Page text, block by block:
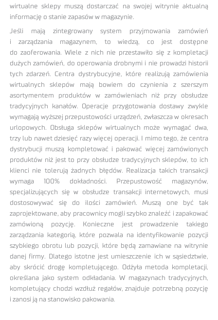
wirtualne sklepy muszą dostarczać na swojej witrynie aktualną
informację o stanie zapasów w magazynie.
Jeśli mają zintegrowany system przyjmowania zamówień
i zarządzania magazynem, to wiedzą, co jest dostępne
do zaoferowania. Wiele z nich nie przestawiło się z kompletacji
dużych zamówień, do operowania drobnymi i nie prowadzi historii
tych zdarzeń. Centra dystrybucyjne, które realizują zamówienia
wirtualnych sklepów mają bowiem do czynienia z szerszym
asortymentem produktów w zamówieniach niż przy obsłudze
tradycyjnych kanałów. Operacje przygotowania dostawy zwykle
wymagają wyższej przepustowości urządzeń, zwłaszcza w okresach
urlopowych. Obsługa sklepów wirtualnych może wymagać dwa,
trzy lub nawet dziesięć razy więcej operacji. I mimo tego, że centra
dystrybucji muszą kompletować i pakować więcej zamówionych
produktów niż jest to przy obsłudze tradycyjnych sklepów, to ich
klienci nie tolerują żadnych błędów. Realizacja takich transakcji
wymaga 100% dokładności. Przepustowość magazynów,
specjalizujących się w obsłudze transakcji internetowych, musi
dostosowywać się do ilości zamówień. Muszą one być tak
zaprojektowane, aby pracownicy mogli szybko znaleźć i zapakować
zamówioną pozycję. Konieczne jest prowadzenie takiego
zarządzania kategorią, które pozwala na identyfikowanie pozycji
szybkiego obrotu lub pozycji, które będą zamawiane na witrynie
danej firmy. Dlatego istotne jest umieszczenie ich w sąsiedztwie,
aby skrócić drogę kompletującego. Odżyła metoda kompletacji,
określana jako system odkładania. W magazynach tradycyjnych,
kompletujący chodzi wzdłuż regałów, znajduje potrzebną pozycję
i zanosi ją na stanowisko pakowania.